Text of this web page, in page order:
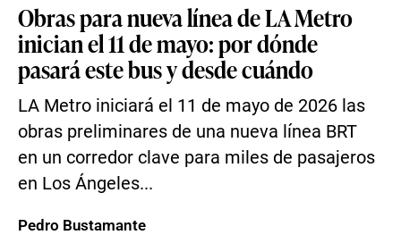
Obras para nueva línea de LA Metro
inician el 11 de mayo: por dónde
pasará este bus y desde cuándo
LA Metro iniciará el 11 de mayo de 2026 las
obras preliminares de una nueva línea BRT
en un corredor clave para miles de pasajeros
en Los Ángeles...
Pedro Bustamante